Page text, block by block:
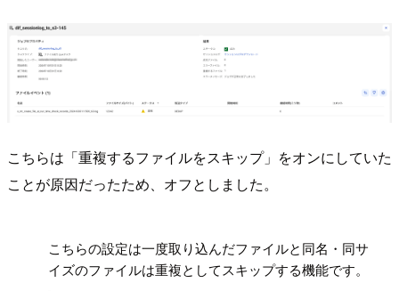
こちらは「重複するファイルをスキップ」をオンにしていた
ことが原因だったため、オフとしました。
こちらの設定は一度取り込んだファイルと同名・同サ
イズのファイルは重複としてスキップする機能です。